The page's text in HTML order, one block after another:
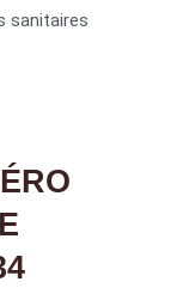
sanitaires